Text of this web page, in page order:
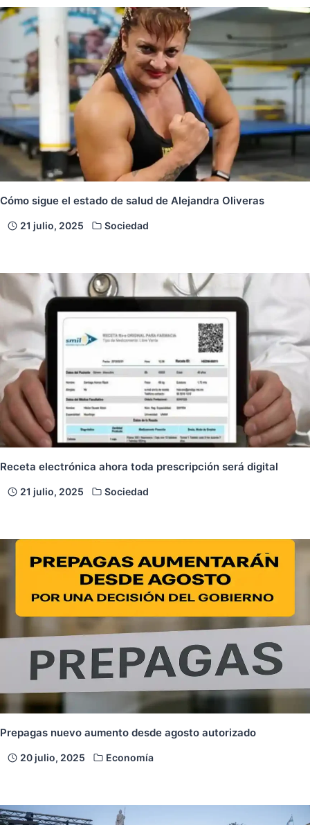
Cómo sigue el estado de salud de Alejandra Oliveras
21 julio, 2025 Sociedad
Receta electrónica ahora toda prescripción será digital
21 julio, 2025 Sociedad
Prepagas nuevo aumento desde agosto autorizado
20 julio, 2025 Economía